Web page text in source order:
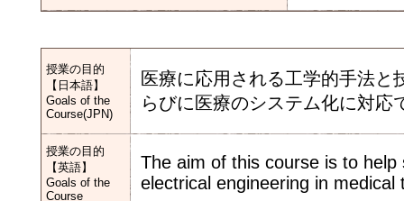
授業の目的
【日本語】
Goals of the
Course(JPN)
医療に応用される工学的手法と
らびに医療のシステム化に対
授業の目的
【英語】
Goals of the
Course
The aim of this course is to
electrical engineering in medical